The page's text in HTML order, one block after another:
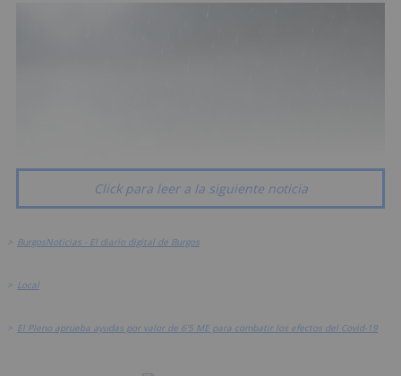
Click para leer a la siguiente noticia
> BurgosNoticias - El diario digital de Burgos
> Local
> El Pleno aprueba ayudas por valor de 6'5 ME para combatir los efectos del Covid-19